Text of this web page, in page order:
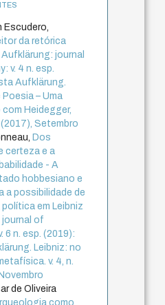
Escudero,
da retórica
,Aufklärung: journal
v. 4 n. esp.
Aufklärung.
– Uma
Heidegger,
(2017), Setembro
Dos
certeza e a
- A
hobbesiano e
a possibilidade de
em Leibniz
of
6 n. esp. (2019):
Leibniz: no
v. 4, n.
de Oliveira
como